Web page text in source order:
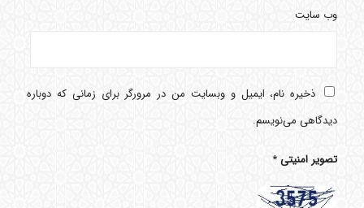
وب‌ سایت
ذخیره نام، ایمیل و وبسایت من در مرورگر برای زمانی که دوباره
دیدگاهی می‌نویسم.
تصویر امنیتی*